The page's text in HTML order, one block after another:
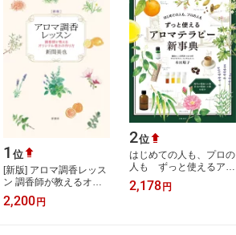
1 位
[新版] アロマ調香レッス
ン 調香師が教えるオリ
ジナル香水の作り方 [ 新
間 美也 ]
2,200円
2位
はじめての人も、プロの
人も ずっと使えるアロ
マテラピー新事典 [ 木田
順子 ]
2,178 円